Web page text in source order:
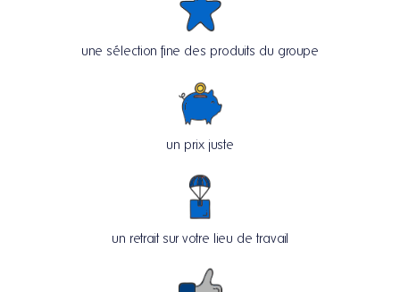
une sélection fine des produits du groupe
un prix juste
un retrait sur votre lieu de travail